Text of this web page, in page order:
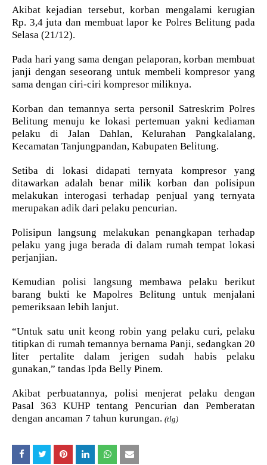
Akibat kejadian tersebut, korban mengalami kerugian
Rp. 3,4 juta dan membuat lapor ke Polres Belitung pada
Selasa (21/12).
Pada hari yang sama dengan pelaporan, korban membuat
janji dengan seseorang untuk membeli kompresor yang
sama dengan ciri-ciri kompresor miliknya.
Korban dan temannya serta personil Satreskrim Polres
Belitung menuju ke lokasi pertemuan yakni kediaman
pelaku di Jalan Dahlan, Kelurahan Pangkalalang,
Kecamatan Tanjungpandan, Kabupaten Belitung.
Setiba di lokasi didapati ternyata kompresor yang
ditawarkan adalah benar milik korban dan polisipun
melakukan interogasi terhadap penjual yang ternyata
merupakan adik dari pelaku pencurian.
Polisipun langsung melakukan penangkapan terhadap
pelaku yang juga berada di dalam rumah tempat lokasi
perjanjian.
Kemudian polisi langsung membawa pelaku berikut
barang bukti ke Mapolres Belitung untuk menjalani
pemeriksaan lebih lanjut.
“Untuk satu unit keong robin yang pelaku curi, pelaku
titipkan di rumah temannya bernama Panji, sedangkan 20
liter pertalite dalam jerigen sudah habis pelaku
gunakan,” tandas Ipda Belly Pinem.
Akibat perbuatannya, polisi menjerat pelaku dengan
Pasal 363 KUHP tentang Pencurian dan Pemberatan
dengan ancaman 7 tahun kurungan. (tlg)